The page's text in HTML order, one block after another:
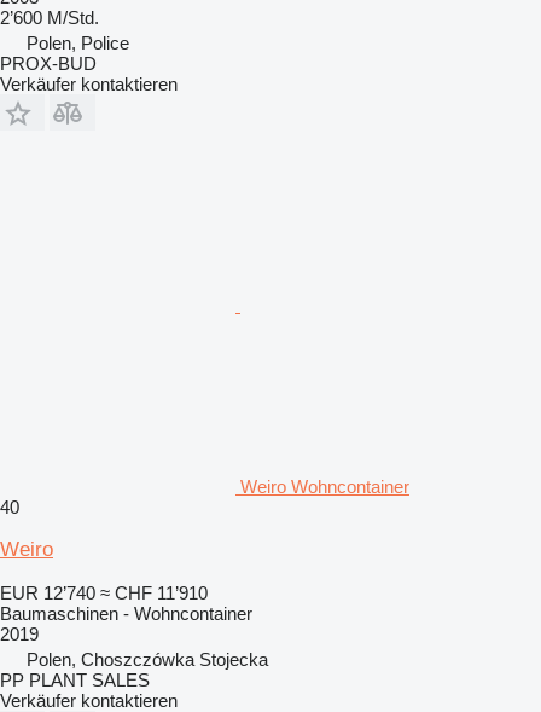
2’600 M/Std.
Polen, Police
PROX-BUD
Verkäufer kontaktieren
Weiro Wohncontainer
40
Weiro
EUR 12’740 ≈ CHF 11’910
Baumaschinen - Wohncontainer
2019
Polen, Choszczówka Stojecka
PP PLANT SALES
Verkäufer kontaktieren